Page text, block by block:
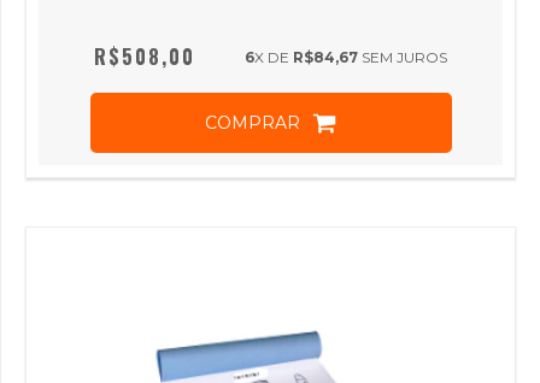
R$508,00 6X DE R$84,67 SEM JUROS
COMPRAR